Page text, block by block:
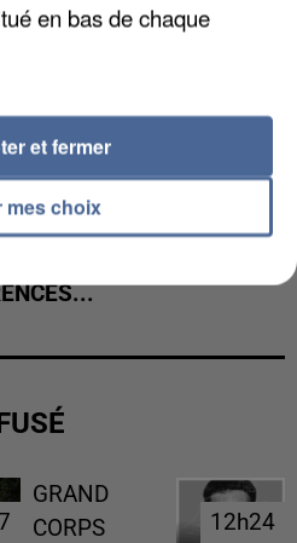
GRAND
CORPS
12h24
12h24
en bas de chaque
mes choix
et fermer